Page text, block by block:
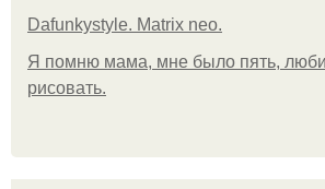
Dafunkystyle. Matrix neo.
Я помню мама, мне было пять,
рисовать.